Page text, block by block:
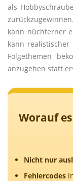
als
kann nüchterner
kann
Folgethemen
anzugehen statt
Worauf
Nicht nur
Fehlercodes